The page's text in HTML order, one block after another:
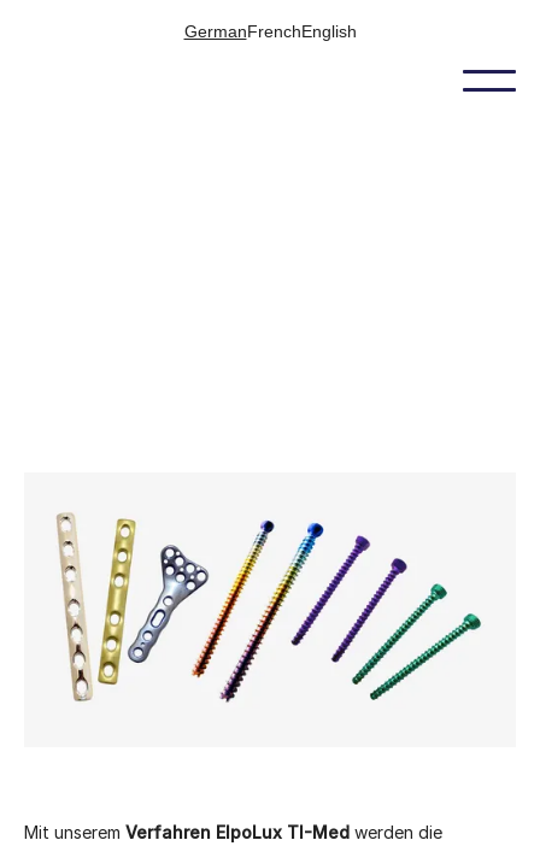
GermanFrenchEnglish
Mit unserem Verfahren ElpoLux TI-Med werden die